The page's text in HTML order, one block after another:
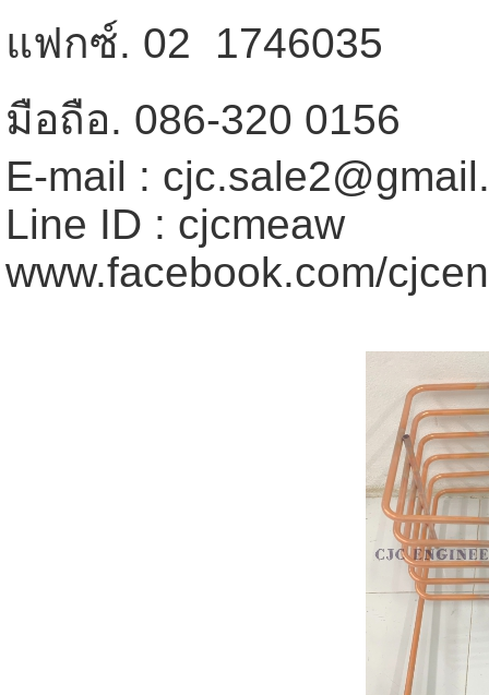
แฟกซ์. 02  1746035
มือถือ. 086-320 0156
E-mail :
Line ID : cjcmeaw
www.facebook.com/